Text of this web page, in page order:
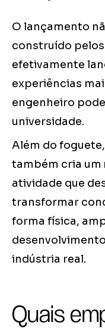
O lançamento
construído
efetivamente
experiências
engenheiro
universidade.
Além do
também cria um
atividade que
transformar
forma física,
indústria real.
Quais